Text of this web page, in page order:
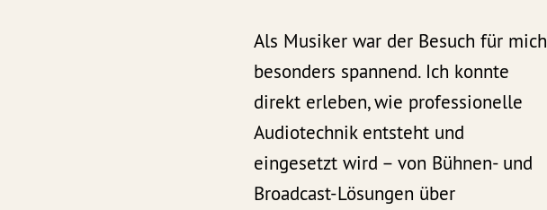
Als Musiker war der Besuch für mich
besonders spannend. Ich konnte
direkt erleben, wie professionelle
Audiotechnik entsteht und
eingesetzt wird – von Bühnen- und
Broadcast-Lösungen über